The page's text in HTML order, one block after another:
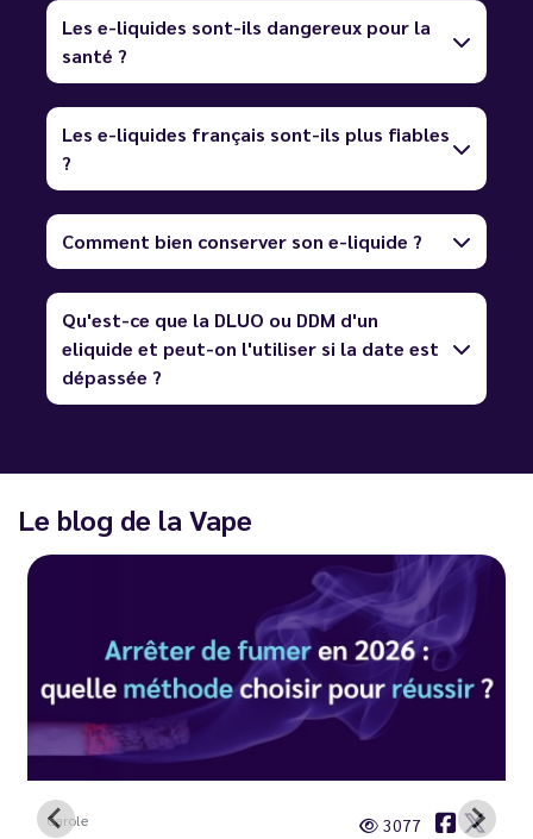
Les e-liquides sont-ils dangereux pour la
santé ?
Les e-liquides français sont-ils plus fiables
?
Comment bien conserver son e-liquide ?
Qu'est-ce que la DLUO ou DDM d'un
eliquide et peut-on l'utiliser si la date est
dépassée ?
Le blog de la Vape
Carole 3077